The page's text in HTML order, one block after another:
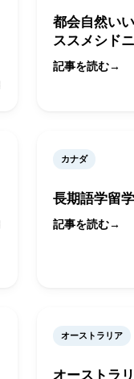
都会自然い
ススメシド
記事を読む
カナダ
長期語学留
記事を読む
オーストラリア
オーストラ